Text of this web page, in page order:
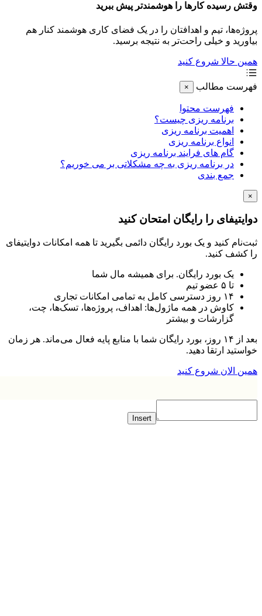
رسیده کارها را هوشمندتر پیش ببرید
تیم و اهدافتان را در یک فضای کاری هوشمند کنار هم
و خیلی راحت‌تر به نتیجه برسید.
حالا شروع کنید
مطالب ×
فهرست محتوا
برنامه ریزی چیست؟
اهمیت برنامه ریزی
انواع برنامه ریزی
گام های فرایند برنامه ریزی
در برنامه ریزی به چه مشکلاتی بر می خوریم؟
جمع بندی
را رایگان امتحان کنید
کنید و یک بورد رایگان دائمی بگیرید تا همه امکانات دوایتیفای
کنید.
یک بورد رایگان. برای همیشه مال شما
۱۴ روز دسترسی کامل به تمامی امکانات تجاری
کاوش در همه ماژول‌ها: اهداف، پروژه‌ها، تسک‌ها، چت،
گزارشات و بیشتر
بعد از ۱۴ روز، بورد رایگان شما با منابع پایه فعال می‌ماند. هر زمان
ارتقا دهید.
الان شروع کنید
Insert